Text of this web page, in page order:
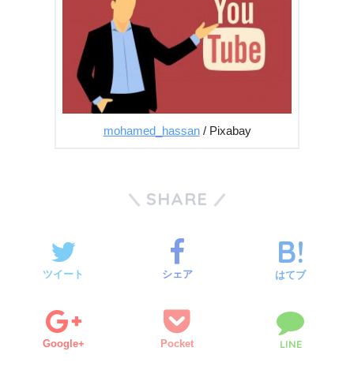
mohamed_hassan/ Pixabay
SHARE
ツイート シェア はてブ
Google+ Pocket LINE